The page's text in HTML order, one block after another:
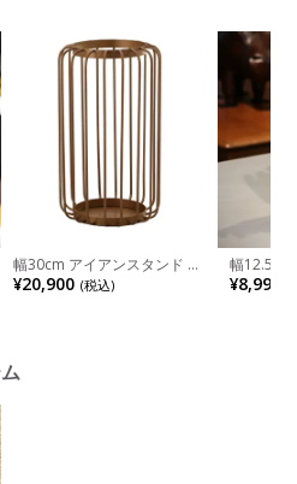
ラウン 完
幅30cm アイアンスタンド ア
イアン フラワースタンド オ
ブジェ 花器 プランタースタ
¥20,900 (税込)
幅12.5cm
ンテリア
ーク 雑貨
¥8,990